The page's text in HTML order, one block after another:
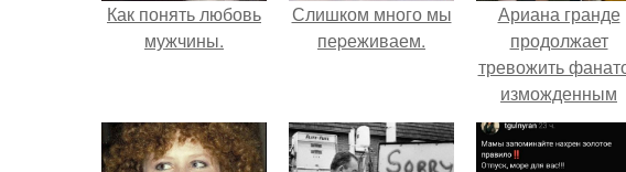
Как понять любовь
мужчины.
Слишком много мы
пеpеживаем.
Ариана гранде
продолжает
тревожить
изможденным
Видом.